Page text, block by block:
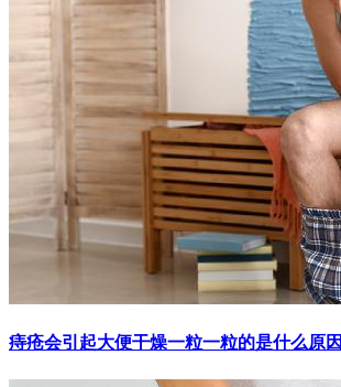
痔疮会引起大便干燥一粒一粒的是什么原因